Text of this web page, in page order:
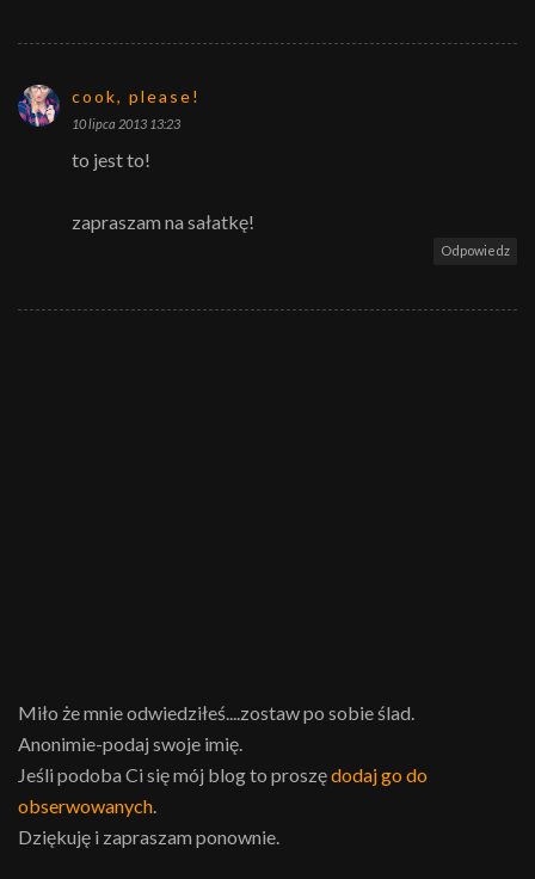
cook, please!
10 lipca 2013 13:23
to jest to!
zapraszam na sałatkę!
Odpowiedz
Miło że mnie odwiedziłeś....zostaw po sobie ślad.
Anonimie-podaj swoje imię.
Jeśli podoba Ci się mój blog to proszędodaj go do
obserwowanych
Dziękuję i zapraszam ponownie.